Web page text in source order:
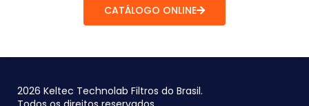
CATÁLOGO ONLINE
2026 Keltec Technolab Filtros do Brasil.